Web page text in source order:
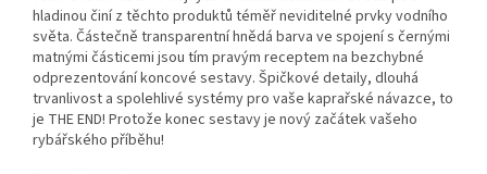
hladinou činí z těchto produktů téměř neviditelné prvky vodního
světa. Částečně transparentní hnědá barva ve spojení s černými
matnými částicemi jsou tím pravým receptem na bezchybné
odprezentování koncové sestavy. Špičkové detaily, dlouhá
trvanlivost a spolehlivé systémy pro vaše kaprařské návazce, to
je THE END! Protože konec sestavy je nový začátek vašeho
rybářského příběhu!